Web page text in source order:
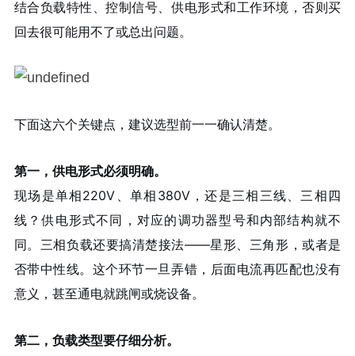
结合负载特性、控制信号、供电形式和工作环境，否则买
回去很可能用不了或总出问题。
下面这六个关键点，建议选型前一一确认清楚。
第一，供电形式必须明确。
现场是单相220V、单相380V，还是三相三线、三相四
线？供电形式不同，对应的调功器型号和内部结构就不
同。三相负载还要搞清楚接法——星形、三角形，或者是
否带中性线。这个环节一旦弄错，后面电流再匹配也没有
意义，甚至通电就跳闸或烧设备。
第二，负载类型要仔细分析。